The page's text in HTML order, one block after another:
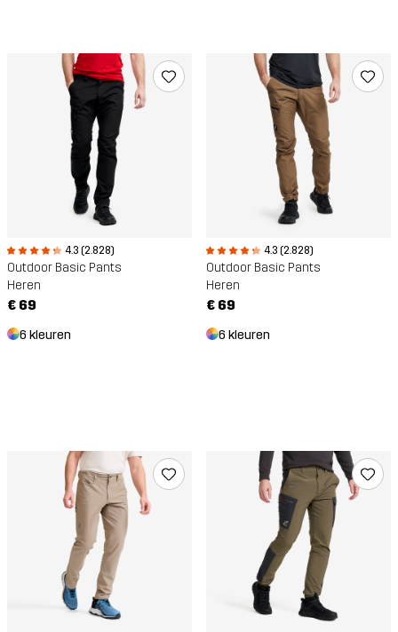
4.3 (2.828)
Outdoor Basic Pants
Heren
€ 69
6 kleuren
4.3 (2.828)
Outdoor Basic Pants
Heren
€ 69
6 kleuren